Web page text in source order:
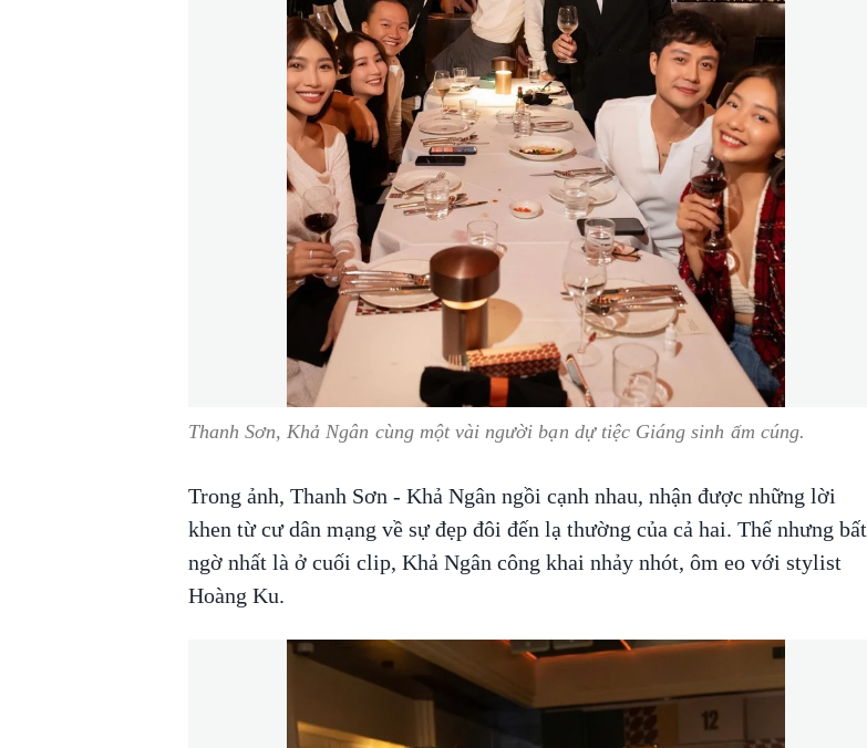
Thanh Sơn, Khả Ngân cùng một vài người bạn dự tiệc Giáng sinh ấm cúng.
Trong ảnh, Thanh Sơn - Khả Ngân ngồi cạnh nhau, nhận được những lời
khen từ cư dân mạng về sự đẹp đôi đến lạ thường của cả hai. Thế nhưng bất
ngờ nhất là ở cuối clip, Khả Ngân công khai nhảy nhót, ôm eo với stylist
Hoàng Ku.